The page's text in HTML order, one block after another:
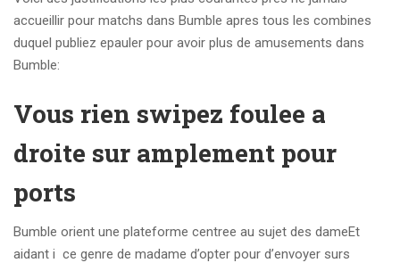
accueillir pour matchs dans Bumble apres tous les combines
duquel publiez epauler pour avoir plus de amusements dans
Bumble:
Vous rien swipez foulee a
droite sur amplement pour
ports
Bumble orient une plateforme centree au sujet des dameEt
aidant i ce genre de madame d’opter pour d’envoyer surs